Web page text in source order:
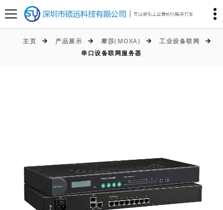
主页 产品展示 摩莎(MOXA) 工业设备联网
串口设备联网服务器